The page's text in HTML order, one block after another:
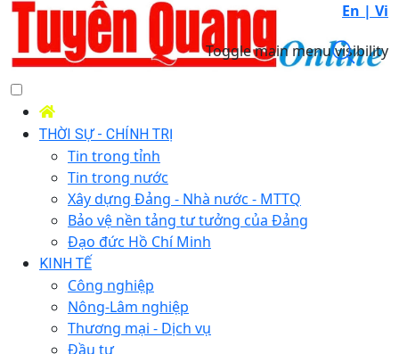
En | Vi
Toggle main menu visibility
THỜI SỰ - CHÍNH TRỊ
Tin trong tỉnh
Tin trong nước
Xây dựng Đảng - Nhà nước - MTTQ
Bảo vệ nền tảng tư tưởng của Đảng
Đạo đức Hồ Chí Minh
KINH TẾ
Công nghiệp
Nông-Lâm nghiệp
Thương mại - Dịch vụ
Đầu tư